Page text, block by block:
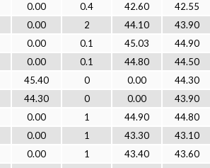
0.00 0.4 42.60
42.55
0.00 2 44.10
43.90
0.00 0.1 45.03
44.90
0.00 0.1 44.80
44.50
45.40 0 0.00
44.30
44.30 0 0.00
43.90
0.00 1 44.90
44.80
0.00 1 43.30
43.10
0.00 1 43.40
43.60